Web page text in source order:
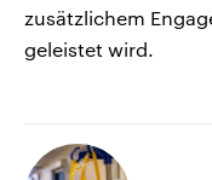
zusätzlichem
geleistet wird.